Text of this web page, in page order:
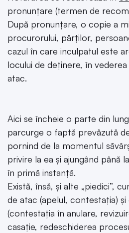
pronunțare (termen de
După pronunțare, o copie a
procurorului, părților,
cazul în care inculpatul este
locului de deținere, în
atac.
Aici se încheie o parte din
parcurge o faptă prevăzută
pornind de la momentul
privire la ea și ajungând până
în primă instanță.
Există, însă, și alte „piedici”,
de atac (apelul, contestația)
(contestația în anulare,
casație, redeschiderea